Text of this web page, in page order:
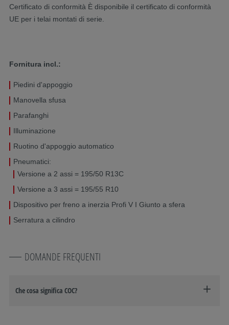
Certificato di conformità È disponibile il certificato di conformità
UE per i telai montati di serie.
Fornitura incl.:
Piedini d'appoggio
Manovella sfusa
Parafanghi
Illuminazione
Ruotino d'appoggio automatico
Pneumatici:
Versione a 2 assi = 195/50 R13C
Versione a 3 assi = 195/55 R10
Dispositivo per freno a inerzia Profi V I Giunto a sfera
Serratura a cilindro
DOMANDE FREQUENTI
Che cosa significa COC?